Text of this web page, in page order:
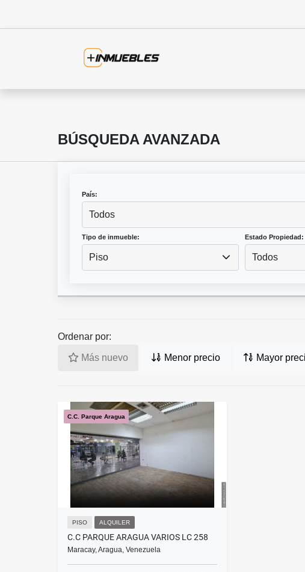
BÚSQUEDA AVANZADA
País:
Todos
Tipo de inmueble:
Piso
Estado Propiedad:
Todos
Ordenar por:
Más nuevo Menor precio Mayor
C.C. Parque Aragua
PISO ALQUILER
C.C PARQUE ARAGUA VARIOS LC 258
Maracay, Aragua, Venezuela